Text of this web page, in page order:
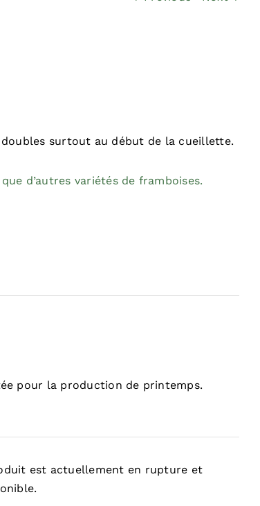
surtout au début de la cueillette.
d’autres variétés de framboises.
pour la production de printemps.
est actuellement en rupture et